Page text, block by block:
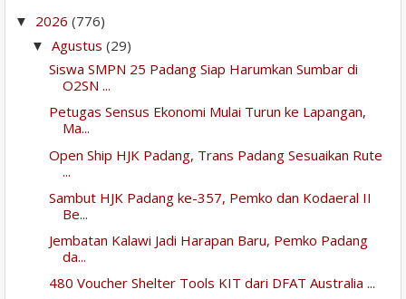
▼ 2026 (776)
▼ Agustus (29)
Siswa SMPN 25 Padang Siap Harumkan Sumbar di
O2SN ...
Petugas Sensus Ekonomi Mulai Turun ke Lapangan,
Ma...
Open Ship HJK Padang, Trans Padang Sesuaikan Rute
...
Sambut HJK Padang ke-357, Pemko dan Kodaeral II
Be...
Jembatan Kalawi Jadi Harapan Baru, Pemko Padang
da...
480 Voucher Shelter Tools KIT dari DFAT Australia ...